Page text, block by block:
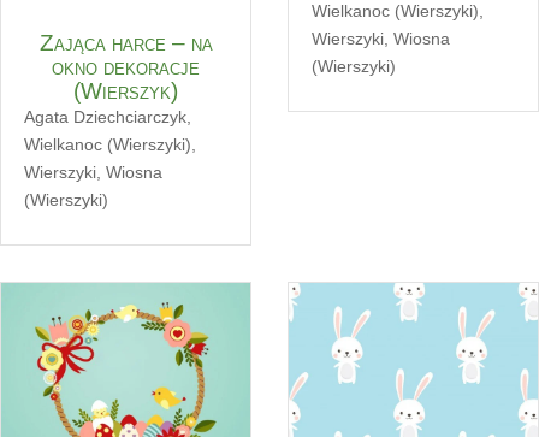
Zająca harce – na
okno dekoracje
(Wierszyk)
Agata Dziechciarczyk
Wielkanoc (Wierszyki)
Wierszyki Wiosna
(Wierszyki)
Wielkanoc (Wierszyki),
Wierszyki, Wiosna
(Wierszyki)